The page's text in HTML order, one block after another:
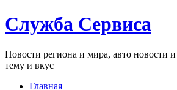
Служба Сервиса
Новости региона и мира, авто новости
тему и вкус
Главная